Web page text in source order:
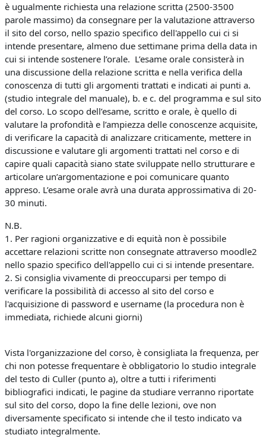
è ugualmente richiesta una relazione scritta (2500-3500
parole massimo) da consegnare per la valutazione attraverso
il sito del corso, nello spazio specifico dell'appello cui ci si
intende presentare, almeno due settimane prima della data in
cui si intende sostenere l’orale. L’esame orale consisterà in
una discussione della relazione scritta e nella verifica della
conoscenza di tutti gli argomenti trattati e indicati ai punti a.
(studio integrale del manuale), b. e c. del programma e sul sito
del corso. Lo scopo dell’esame, scritto e orale, è quello di
valutare la profondità e l’ampiezza delle conoscenze acquisite,
di verificare la capacità di analizzare criticamente, mettere in
discussione e valutare gli argomenti trattati nel corso e di
capire quali capacità siano state sviluppate nello strutturare e
articolare un’argomentazione e poi comunicare quanto
appreso. L’esame orale avrà una durata approssimativa di 20-
30 minuti.
N.B.
1. Per ragioni organizzative e di equità non è possibile
accettare relazioni scritte non consegnate attraverso moodle2
nello spazio specifico dell'appello cui ci si intende presentare.
2. Si consiglia vivamente di preoccuparsi per tempo di
verificare la possibilità di accesso al sito del corso e
l'acquisizione di password e username (la procedura non è
immediata, richiede alcuni giorni)
Vista l'organizzazione del corso, è consigliata la frequenza, per
chi non potesse frequentare è obbligatorio lo studio integrale
del testo di Culler (punto a), oltre a tutti i riferimenti
bibliografici indicati, le pagine da studiare verranno riportate
sul sito del corso, dopo la fine delle lezioni, ove non
diversamente specificato si intende che il testo indicato va
studiato integralmente.